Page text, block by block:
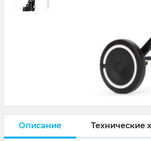
Описание Технические